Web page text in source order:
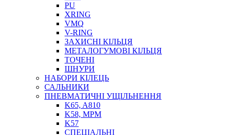
ПІСТОЛЕТИ
НАСОСИ ТА ПОМПИ
НАГНІТАЧІ
МУФТИ (НАСАДКИ) ДЛЯ ШПРИЦІВ
МАСЛЯНКИ, ЛІЙКИ
ПРЕС-МАСЛЯНКИ
ШЛАНГИ, ТРУБКИ
ШПРИЦИ МАСТИЛЬНІ
PU
XRING
VMQ
V-RING
ЗАХИСНІ КІЛЬЦЯ
МЕТАЛОГУМОВІ КІЛЬЦЯ
ТОЧЕНІ
ШНУРИ
НАБОРИ КІЛЕЦЬ
САЛЬНИКИ
ПНЕВМАТИЧНІ УЩІЛЬНЕННЯ
K65, A810
K58, MPM
K57
СПЕЦІАЛЬНІ